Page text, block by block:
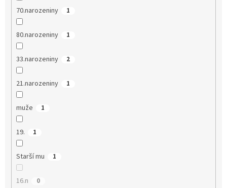
70.narozeniny 1
80.narozeniny 1
33.narozeniny 2
21.narozeniny 1
muže 1
19. 1
Starší mu 1
16.n 0